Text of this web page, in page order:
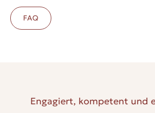
FAQ
Engagiert, kompetent und